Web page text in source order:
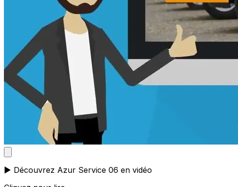
▶️ Découvrez Azur Service 06 en vidéo